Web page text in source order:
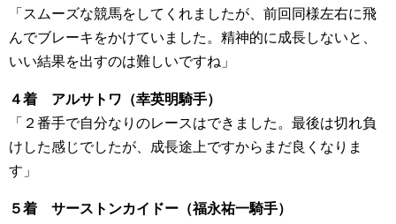
「スムーズな競馬をしてくれましたが、前回同様左右に飛
んでブレーキをかけていました。精神的に成長しないと、
いい結果を出すのは難しいですね」
４着 アルサトワ（幸英明騎手）
「２番手で自分なりのレースはできました。最後は切れ負
けした感じでしたが、成長途上ですからまだ良くなりま
す」
５着 サーストンカイドー（福永祐一騎手）